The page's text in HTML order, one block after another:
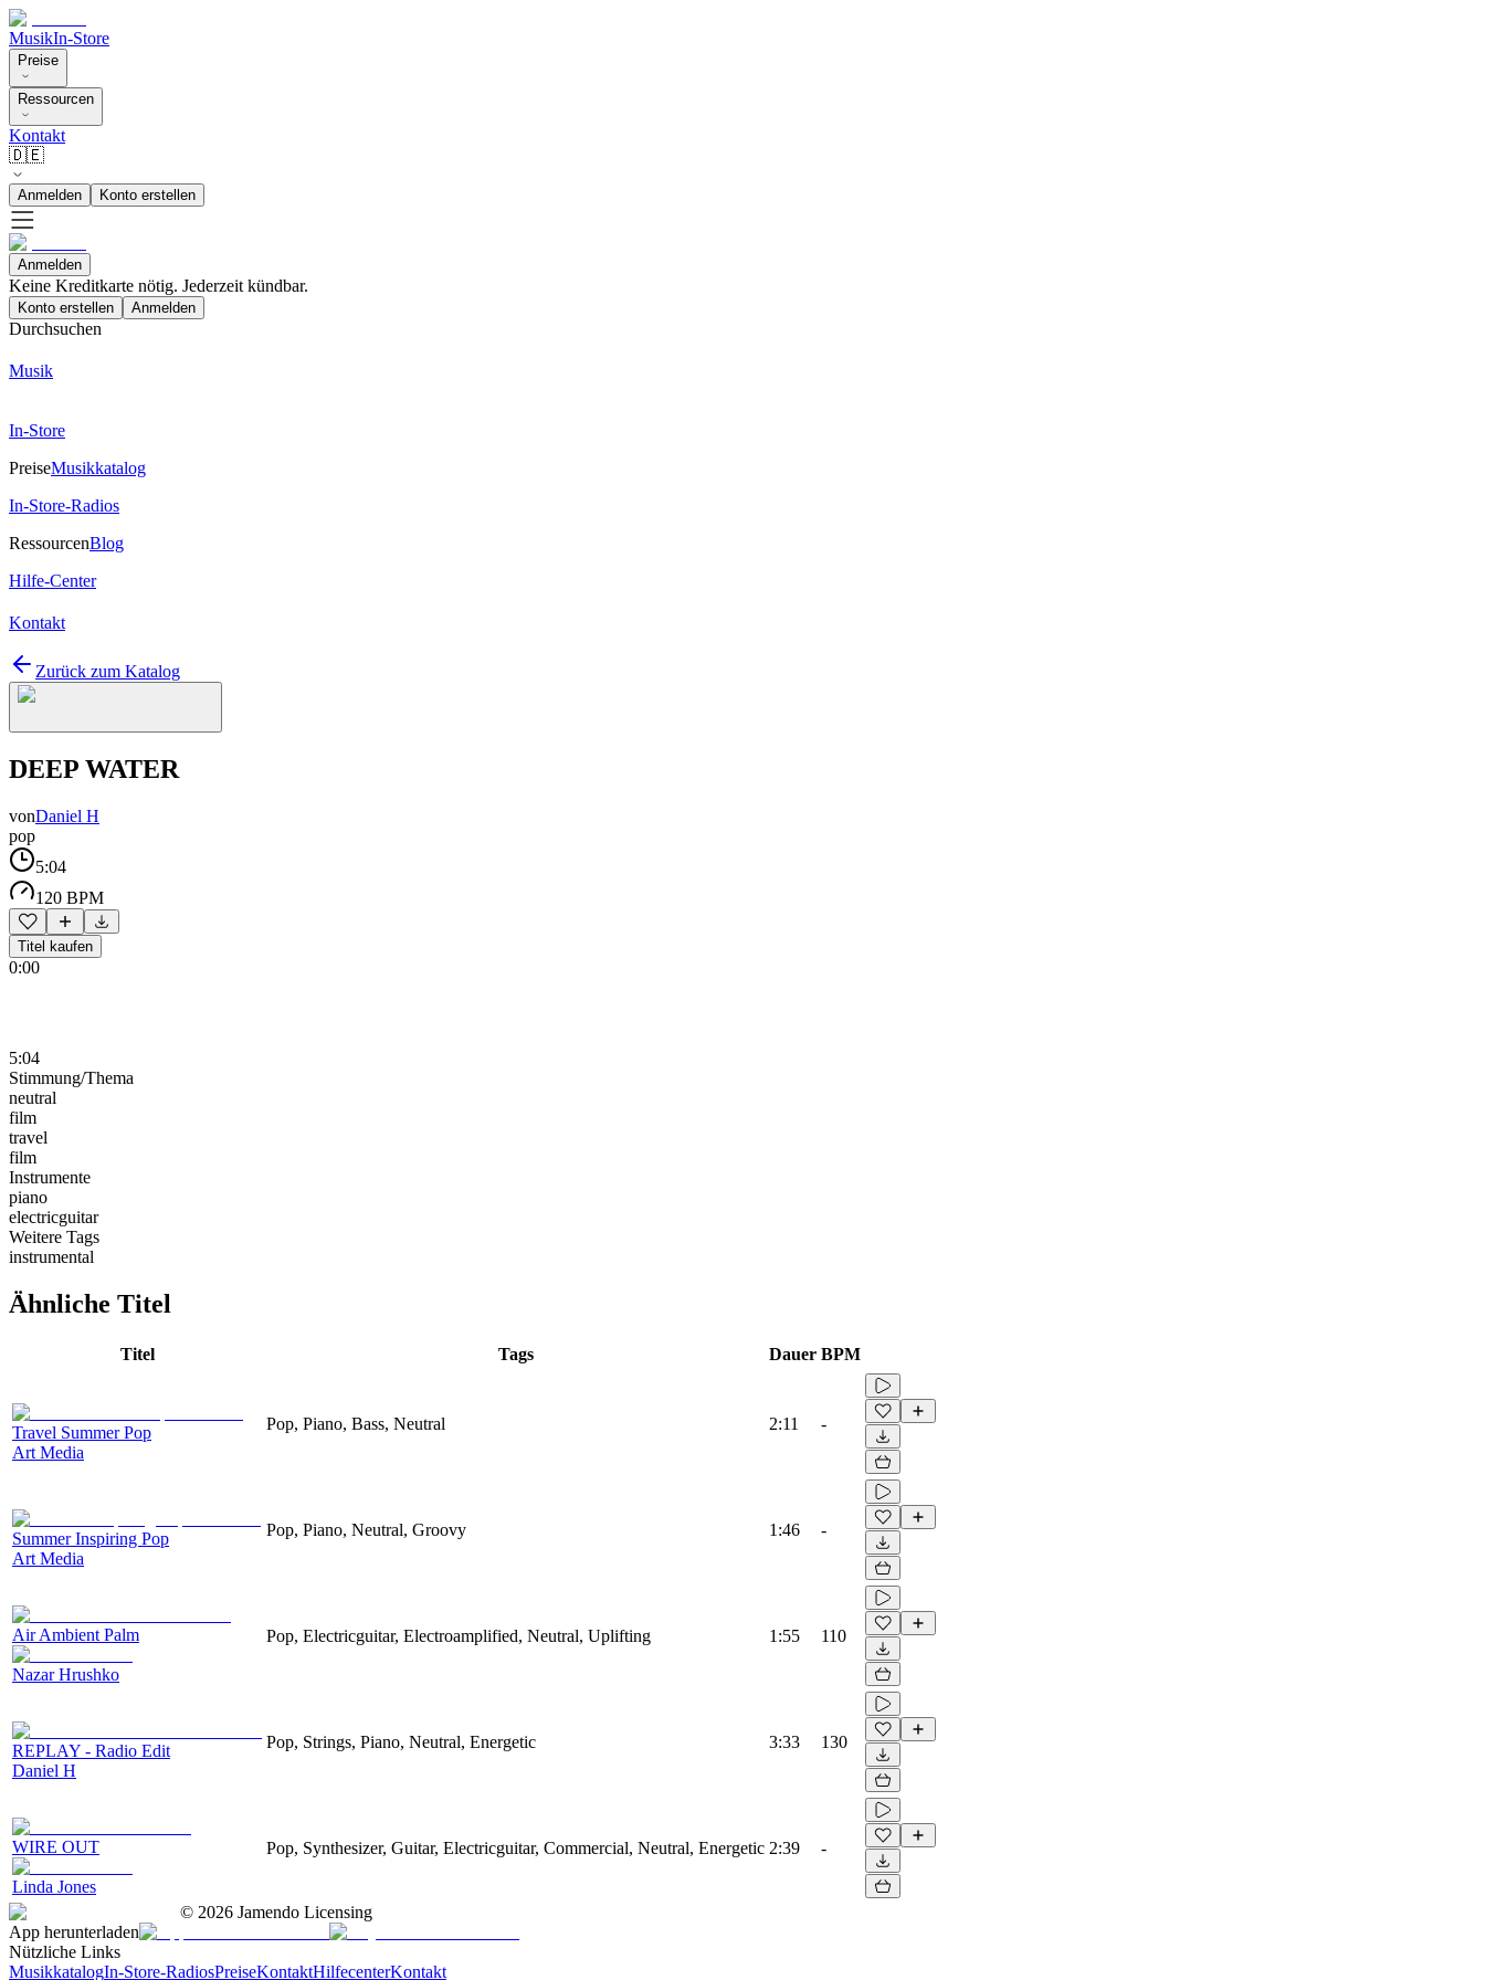
MusikIn-Store
Preise
Ressourcen
Kontakt
🇩🇪
Anmelden Konto erstellen
Anmelden
Keine Kreditkarte nötig. Jederzeit kündbar.
Konto erstellen Anmelden
Durchsuchen
Musik
In-Store
PreiseMusikkatalog
In-Store-Radios
RessourcenBlog
Hilfe-Center
Kontakt
Zurück zum Katalog
DEEP WATER
vonDaniel H
pop
5:04
120 BPM
Titel kaufen
0:00
5:04
Stimmung/Thema
neutral
film
travel
film
Instrumente
piano
electricguitar
Weitere Tags
instrumental
Ähnliche Titel
Titel Tags Dauer BPM
Travel Summer Pop
Art Media
Pop, Piano, Bass, Neutral 2:11 -
Summer Inspiring Pop
Art Media
Pop, Piano, Neutral, Groovy 1:46 -
Air Ambient Palm
Nazar Hrushko
Pop, Electricguitar, Electroamplified, Neutral, Uplifting 1:55 110
REPLAY - Radio Edit
Daniel H
Pop, Strings, Piano, Neutral, Energetic 3:33 130
WIRE OUT
Linda Jones
Pop, Synthesizer, Guitar, Electricguitar, Commercial, Neutral, Energetic 2:39 -
© 2026 Jamendo Licensing
App herunterladen
Nützliche Links
MusikkatalogIn-Store-RadiosPreiseKontaktHilfecenterKontakt